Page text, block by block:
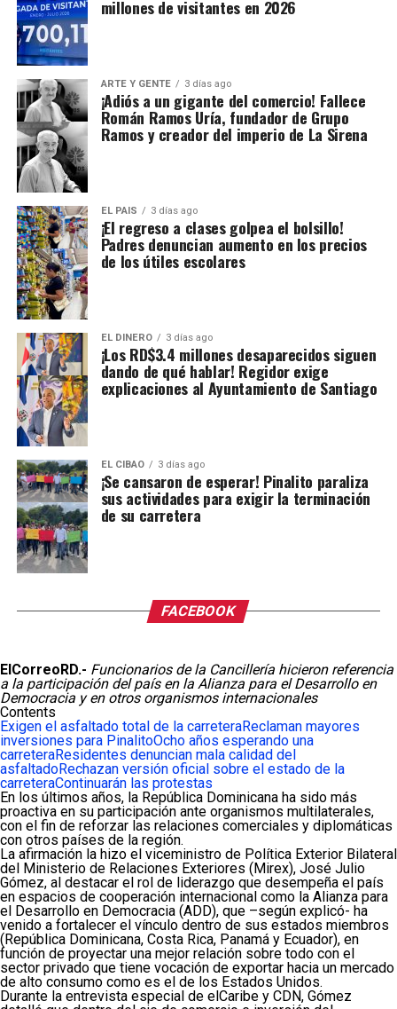
millones de visitantes en 2026
ARTE Y GENTE 3 días ago
¡Adiós a un gigante del comercio! Fallece
Román Ramos Uría, fundador de Grupo
Ramos y creador del imperio de La Sirena
EL PAIS 3 días ago
¡El regreso a clases golpea el bolsillo!
Padres denuncian aumento en los precios
de los útiles escolares
EL DINERO 3 días ago
¡Los RD$3.4 millones desaparecidos siguen
dando de qué hablar! Regidor exige
explicaciones al Ayuntamiento de Santiago
EL CIBAO 3 días ago
¡Se cansaron de esperar! Pinalito paraliza
sus actividades para exigir la terminación
de su carretera
FACEBOOK
ElCorreoRD.- Funcionarios de la Cancillería hicieron referencia
a la participación del país en la Alianza para el Desarrollo en
Democracia y en otros organismos internacionales
Contents
Exigen el asfaltado total de la carreteraReclaman mayores
inversiones para PinalitoOcho años esperando una
carreteraResidentes denuncian mala calidad del
asfaltadoRechazan versión oficial sobre el estado de la
carreteraContinuarán las protestas
En los últimos años, la República Dominicana ha sido más
proactiva en su participación ante organismos multilaterales,
con el fin de reforzar las relaciones comerciales y diplomáticas
con otros países de la región.
La afirmación la hizo el viceministro de Política Exterior Bilateral
del Ministerio de Relaciones Exteriores (Mirex), José Julio
Gómez, al destacar el rol de liderazgo que desempeña el país
en espacios de cooperación internacional como la Alianza para
el Desarrollo en Democracia (ADD), que –según explicó- ha
venido a fortalecer el vínculo dentro de sus estados miembros
(República Dominicana, Costa Rica, Panamá y Ecuador), en
función de proyectar una mejor relación sobre todo con el
sector privado que tiene vocación de exportar hacia un mercado
de alto consumo como es el de los Estados Unidos.
Durante la entrevista especial de elCaribe y CDN, Gómez